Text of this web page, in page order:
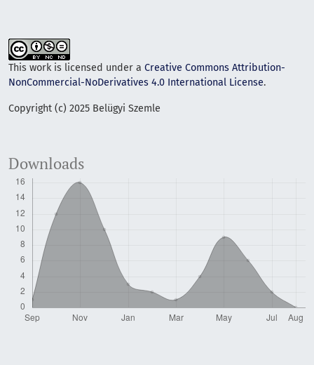
This work is licensed under a Creative Commons Attribution-
NonCommercial-NoDerivatives 4.0 International License.
Copyright (c) 2025 Belügyi Szemle
Downloads